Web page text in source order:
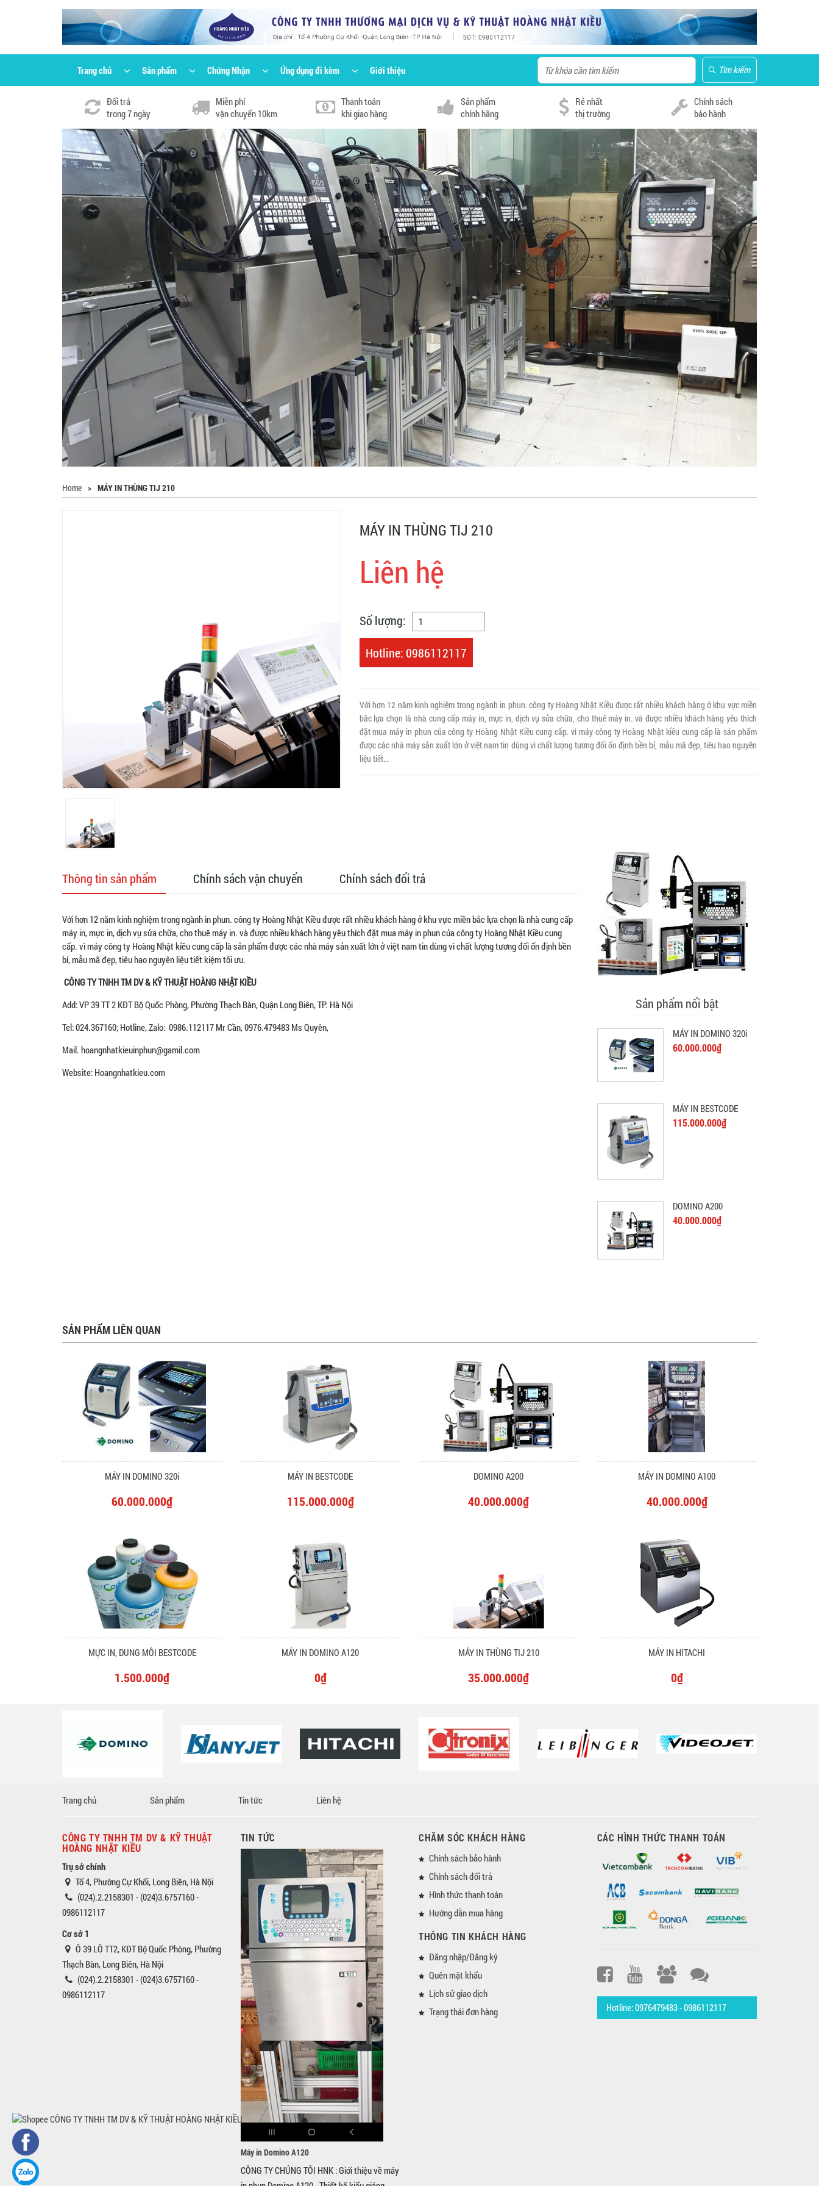
Trang chủ Sản phẩm Chứng Nhận Ứng dụng đi kèm Giới thiệu Tìm kiếm
Đổi trả
trong 7 ngày
Miễn phí
vận chuyển 10km
Thanh toán
khi giao hàng
Sản phẩm
chính hãng
Rẻ nhất
thị trường
Chính sách
bảo hành
Home » MÁY IN THÙNG TIJ 210
MÁY IN THÙNG TIJ 210
Liên hệ
Số lượng:
Hotline: 0986112117
Với hơn 12 năm kinh nghiệm trong ngành in phun. công ty Hoàng Nhật Kiều được rất nhiều khách hàng ở khu vực miền
bắc lựa chọn là nhà cung cấp máy in, mực in, dịch vụ sửa chữa, cho thuê máy in. và được nhiều khách hàng yêu thích
đặt mua máy in phun của công ty Hoàng Nhật Kiều cung cấp. vì máy công ty Hoàng Nhật kiều cung cấp là sản phẩm
được các nhà máy sản xuất lớn ở việt nam tin dùng vì chất lượng tương đối ổn định bền bỉ, mẫu mã đẹp, tiêu hao nguyên
liệu tiết...
Thông tin sản phẩm Chính sách vận chuyển Chính sách đổi trả
Với hơn 12 năm kinh nghiệm trong ngành in phun. công ty Hoàng Nhật Kiều được rất nhiều khách hàng ở khu vực miền bắc lựa chọn là nhà cung cấp
máy in, mực in, dịch vụ sửa chữa, cho thuê máy in. và được nhiều khách hàng yêu thích đặt mua máy in phun của công ty Hoàng Nhật Kiều cung
cấp. vì máy công ty Hoàng Nhật kiều cung cấp là sản phẩm được các nhà máy sản xuất lớn ở việt nam tin dùng vì chất lượng tương đối ổn định bền
bỉ, mẫu mã đẹp, tiêu hao nguyên liệu tiết kiệm tối ưu.
CÔNG TY TNHH TM DV & KỸ THUẬT HOÀNG NHẬT KIỀU
Add: VP 39 TT 2 KĐT Bộ Quốc Phòng, Phường Thạch Bàn, Quận Long Biên, TP. Hà Nội
Tel: 024.367160; Hotline, Zalo: 0986.112117 Mr Cần, 0976.479483 Ms Quyên,
Mail. hoangnhatkieuinphun@gamil.com
Website: Hoangnhatkieu.com
Sản phẩm nổi bật
MÁY IN DOMINO 320i
60.000.000₫
MÁY IN BESTCODE
115.000.000₫
DOMINO A200
40.000.000₫
SẢN PHẨM LIÊN QUAN
MÁY IN DOMINO 320i
60.000.000₫
MÁY IN BESTCODE
115.000.000₫
DOMINO A200
40.000.000₫
MÁY IN DOMINO A100
40.000.000₫
MỰC IN, DUNG MÔI BESTCODE
1.500.000₫
MÁY IN DOMINO A120
0₫
MÁY IN THÙNG TIJ 210
35.000.000₫
MÁY IN HITACHI
0₫
Trang chủ Sản phẩm Tin tức Liên hệ
CÔNG TY TNHH TM DV & KỸ THUẬT
HOÀNG NHẬT KIỀU
Trụ sở chính
Tổ 4, Phường Cự Khối, Long Biên, Hà Nội
(024).2.2158301 - (024)3.6757160 -
0986112117
Cơ sở 1
Ô 39 LÔ TT2, KĐT Bộ Quốc Phòng, Phường
Thạch Bàn, Long Biên, Hà Nội
(024).2.2158301 - (024)3.6757160 -
0986112117
TIN TỨC
Máy in Domino A120
CÔNG TY CHÚNG TÔI HNK : Giới thiệu về máy
CHĂM SÓC KHÁCH HÀNG
Chính sách bảo hành
Chính sách đổi trả
Hình thức thanh toán
Hướng dẫn mua hàng
THÔNG TIN KHÁCH HÀNG
Đăng nhập/Đăng ký
Quên mật khẩu
Lịch sử giao dịch
Trạng thái đơn hàng
CÁC HÌNH THỨC THANH TOÁN
Hotline: 0976479483 - 0986112117